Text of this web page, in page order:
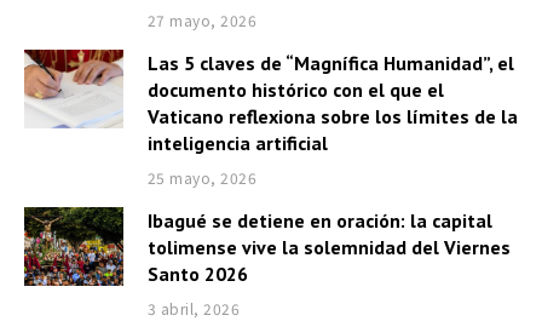
27 mayo, 2026
Las 5 claves de “Magnífica Humanidad”, el
documento histórico con el que el
Vaticano reflexiona sobre los límites de la
inteligencia artificial
25 mayo, 2026
Ibagué se detiene en oración: la capital
tolimense vive la solemnidad del Viernes
Santo 2026
3 abril, 2026